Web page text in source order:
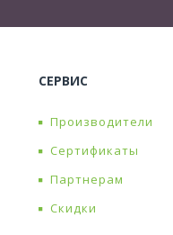
СЕРВИС
Производители
Сертификаты
Партнерам
Скидки